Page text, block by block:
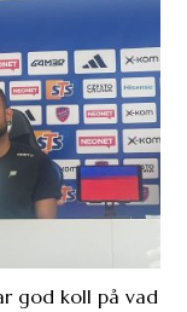
god koll på vad